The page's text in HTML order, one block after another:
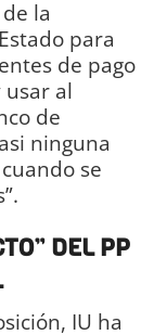
la
para
de pago
usar al
de
ninguna
se
DEL PP
IU ha